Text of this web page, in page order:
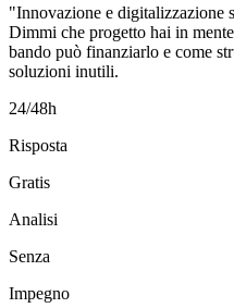
"Innovazione e digitalizzazione
Dimmi che progetto hai in
bando può finanziarlo e come
soluzioni inutili.
24/48h
Risposta
Gratis
Analisi
Senza
Impegno